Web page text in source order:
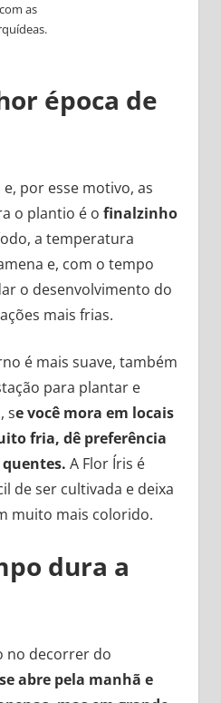
com as
época de
por esse motivo, as
o plantio é o finalzinho
a temperatura
e, com o tempo
o desenvolvimento do
mais frias.
é mais suave, também
para plantar e
se você mora em locais
fria, dê preferência
A Flor Íris é
de ser cultivada e deixa
muito mais colorido.
dura a
no decorrer do
abre pela manhã e